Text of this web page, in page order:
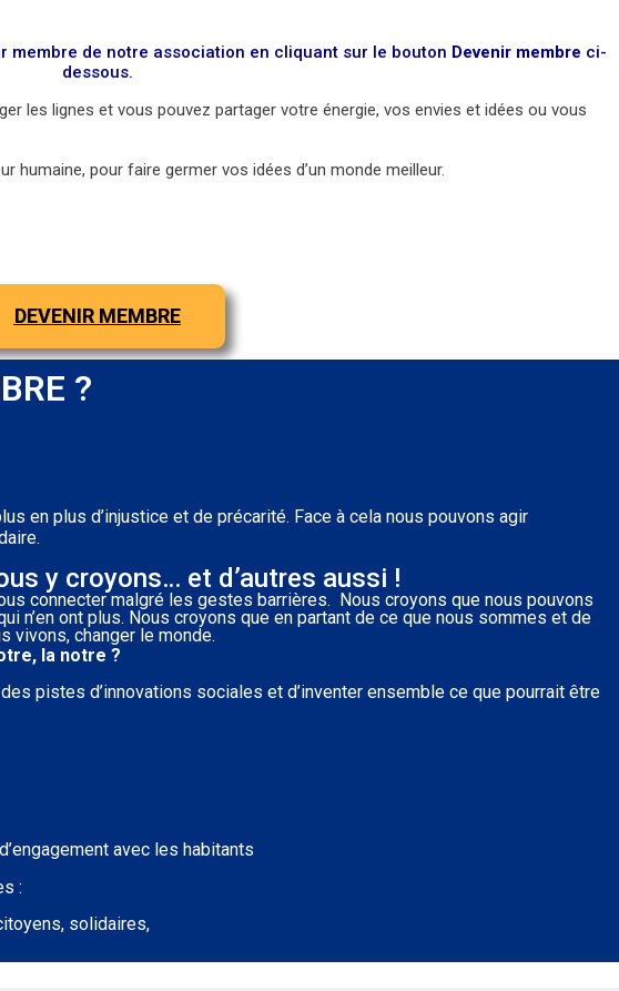
membre de notre association en cliquant sur le bouton Devenir membre ci-
dessous.
les lignes et vous pouvez partager votre énergie, vos envies et idées ou vous
humaine, pour faire germer vos idées d’un monde meilleur.
DEVENIR MEMBRE
?​
en plus d’injustice et de précarité. Face à cela nous pouvons agir
y croyons… et d’autres aussi !
connecter malgré les gestes barrières. Nous croyons que nous pouvons
n’en ont plus. Nous croyons que en partant de ce que nous sommes et de
vivons, changer le monde.
la notre ?
pistes d’innovations sociales et d’inventer ensemble ce que pourrait être
avec les habitants
:
solidaires,